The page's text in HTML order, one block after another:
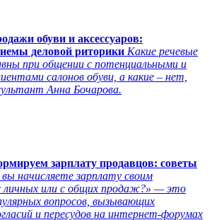
обуви и аксессуаров:
деловой риторики Какие речевые
при общении с потенциальными и
салонов обуви, а какие – нет,
Анна Бочарова.
зарплату продавцов: советы
вы начисляете зарплату своим
личных или с общих продаж?» — это
вопросов, вызывающих
и пересудов на интернет-форумах